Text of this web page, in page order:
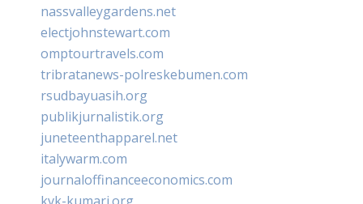
nassvalleygardens.net
electjohnstewart.com
omptourtravels.com
tribratanews-polreskebumen.com
rsudbayuasih.org
publikjurnalistik.org
juneteenthapparel.net
italywarm.com
journaloffinanceeconomics.com